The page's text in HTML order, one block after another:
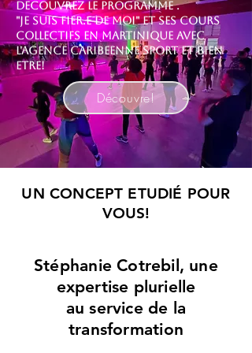
DECOUVREZ LE PROGRAMME .
"JE SUIS FIER.E DE MOI" ET SES COURS
COLLECTIFS EN MARTINIQUE AVEC
L'AGENCE CARIBEENNE SPORT ET BIEN
ETRE!
Découvre!
UN CONCEPT ETUDIÉ POUR
VOUS!
Stéphanie Cotrebil, une
expertise plurielle
au service de la
transformation